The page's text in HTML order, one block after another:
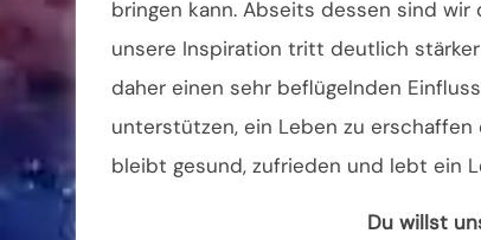
bringen kann. Abseits dessen sind
unsere Inspiration tritt deutlich
daher einen sehr beflügelnden
unterstützen, ein Leben zu
bleibt gesund, zufrieden und lebt ein
Du willst